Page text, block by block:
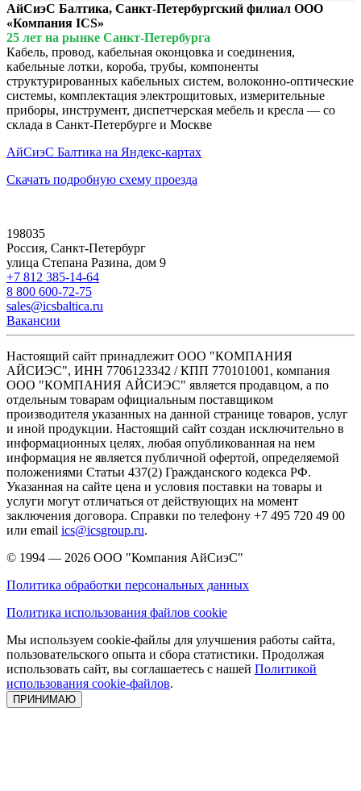
АйСиэС Балтика, Санкт-Петербургский филиал ООО
«Компания ICS»
25 лет на рынке Санкт-Петербурга
Кабель, провод, кабельная оконцовка и соединения,
кабельные лотки, короба, трубы, компоненты
структурированных кабельных систем, волоконно-оптические
системы, комплектация электрощитовых, измерительные
приборы, инструмент, диспетчерская мебель и кресла — со
склада в Санкт-Петербурге и Москве
АйСиэС Балтика на Яндекс-картах
Скачать подробную схему проезда
198035
Россия, Санкт-Петербург
улица Степана Разина, дом 9
+7 812 385-14-64
8 800 600-72-75
sales@icsbaltica.ru
Вакансии
Настоящий сайт принадлежит ООО "КОМПАНИЯ
АЙСИЭС", ИНН 7706123342 / КПП 770101001, компания
ООО "КОМПАНИЯ АЙСИЭС" является продавцом, а по
отдельным товарам официальным поставщиком
производителя указанных на данной странице товаров, услуг
и иной продукции. Настоящий сайт создан исключительно в
информационных целях, любая опубликованная на нем
информация не является публичной офертой, определяемой
положениями Статьи 437(2) Гражданского кодекса РФ.
Указанная на сайте цена и условия поставки на товары и
услуги могут отличаться от действующих на момент
заключения договора. Справки по телефону +7 495 720 49 00
или email ics@icsgroup.ru.
© 1994 — 2026 ООО "Компания АйСиэС"
Политика обработки персональных данных
Политика использования файлов cookie
Мы используем cookie-файлы для улучшения работы сайта,
пользовательского опыта и сбора статистики. Продолжая
использовать сайт, вы соглашаетесь с нашей Политикой
использования cookie-файлов.
ПРИНИМАЮ